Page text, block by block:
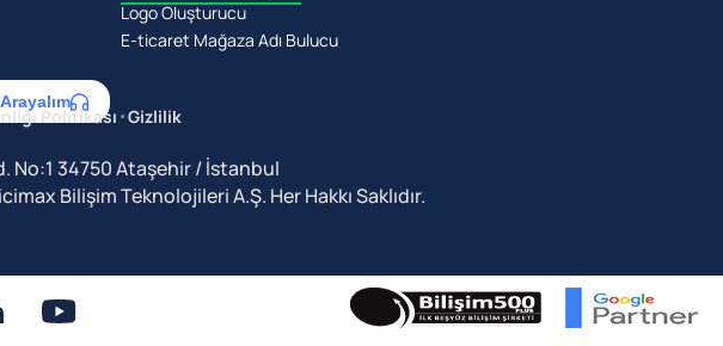
Logo Oluşturucu
E-ticaret Mağaza Adı Bulucu
Politikası •Gizlilik
No:1 34750 Ataşehir / İstanbul
Bilişim Teknolojileri A.Ş. Her Hakkı Saklıdır.